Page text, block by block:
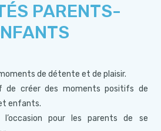
PARENTS-
de détente et de plaisir.
de créer des moments positifs de
enfants.
l’occasion pour les parents de se